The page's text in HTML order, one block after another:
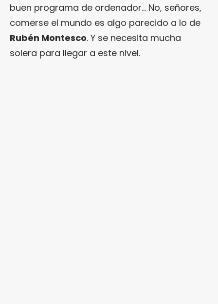
buen programa de ordenador… No, señores,
comerse el mundo es algo parecido a lo de
Rubén Montesco. Y se necesita mucha
solera para llegar a este nivel.